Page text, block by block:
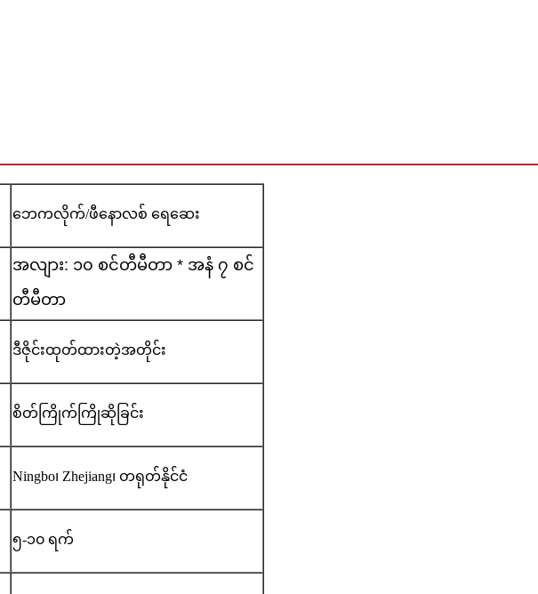
ဘေကလိုက်/ဖီနောလစ် ရေဆေး
အလျား: ၁၀ စင်တီမီတာ * အနံ ၇ စင်
တီမီတာ
ဒီဇိုင်းထုတ်ထားတဲ့အတိုင်း
စိတ်ကြိုက်ကြိုဆိုခြင်း
Ningbo၊ Zhejiang၊ တရုတ်နိုင်ငံ
၅-၁၀ ရက်